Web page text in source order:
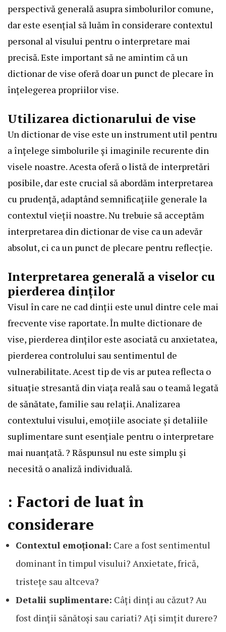
perspectivă generală asupra simbolurilor comune,
dar este esențial să luăm în considerare contextul
personal al visului pentru o interpretare mai
precisă. Este important să ne amintim că un
dictionar de vise oferă doar un punct de plecare în
înțelegerea propriilor vise.
Utilizarea dictionarului de vise
Un dictionar de vise este un instrument util pentru
a înțelege simbolurile și imaginile recurente din
visele noastre. Acesta oferă o listă de interpretări
posibile, dar este crucial să abordăm interpretarea
cu prudență, adaptând semnificațiile generale la
contextul vieții noastre. Nu trebuie să acceptăm
interpretarea din dictionar de vise ca un adevăr
absolut, ci ca un punct de plecare pentru reflecție.
Interpretarea generală a viselor cu
pierderea dinților
Visul în care ne cad dinții este unul dintre cele mai
frecvente vise raportate. În multe dictionare de
vise, pierderea dinților este asociată cu anxietatea,
pierderea controlului sau sentimentul de
vulnerabilitate. Acest tip de vis ar putea reflecta o
situație stresantă din viața reală sau o teamă legată
de sănătate, familie sau relații. Analizarea
contextului visului, emoțiile asociate și detaliile
suplimentare sunt esențiale pentru o interpretare
mai nuanțată. ? Răspunsul nu este simplu și
necesită o analiză individuală.
: Factori de luat în
considerare
Contextul emoțional: Care a fost sentimentul
dominant în timpul visului? Anxietate, frică,
tristețe sau altceva?
Detalii suplimentare: Câți dinți au căzut? Au
fost dinții sănătoși sau cariati? Ați simțit durere?